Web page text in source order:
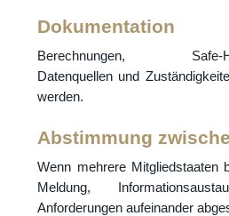
Dokumentation
Berechnungen, Safe-
Datenquellen und
werden.
Abstimmung
Wenn mehrere Mitgliedstaaten
Meldung,
Anforderungen aufeinander